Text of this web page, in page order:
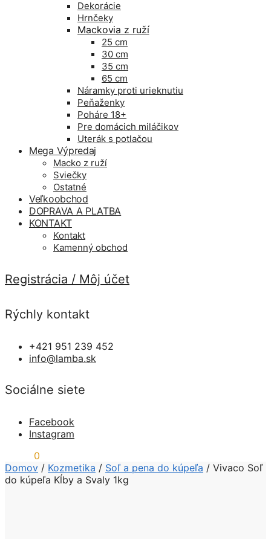
Dekorácie
Hrnčeky
Mackovia z ruží
25 cm
30 cm
35 cm
65 cm
Náramky proti urieknutiu
Peňaženky
Poháre 18+
Pre domácich miláčikov
Uterák s potlačou
Mega Výpredaj
Macko z ruží
Sviečky
Ostatné
Veľkoobchod
DOPRAVA A PLATBA
KONTAKT
Kontakt
Kamenný obchod
Registrácia / Môj účet
Rýchly kontakt
+421 951 239 452
info@lamba.sk
Sociálne siete
Facebook
Instagram
0
Domov / Kozmetika / Soľ a pena do kúpeľa / Vivaco Soľ
do kúpeľa Kĺby a Svaly 1kg